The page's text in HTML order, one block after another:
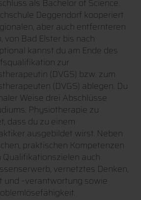
als Bachelor of Science.
Deggendorf kooperiert
aber auch entfernteren
von Bad Elster bis nach
kannst du am Ende des
zur
(DVGS) bzw. zum
(DVGS) ablegen. Du
Weise drei Abschlüsse
Physiotherapie zu
dass du zu einem
ausgebildet wirst. Neben
praktischen Kompetenzen
auch
vernetztes Denken,
und –verantwortung sowie